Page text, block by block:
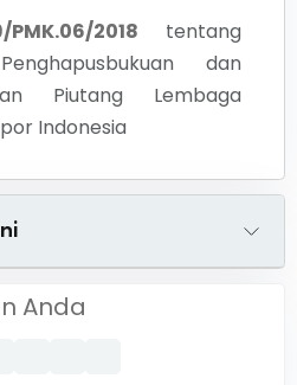
PMK.06/2018
tentang
dan
Piutang Lembaga
Indonesia
Anda